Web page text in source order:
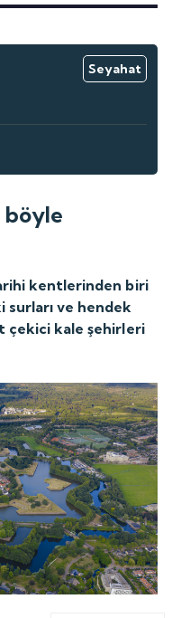
Seyahat
böyle
kentlerinden biri
surları ve hendek
çekici kale şehirleri